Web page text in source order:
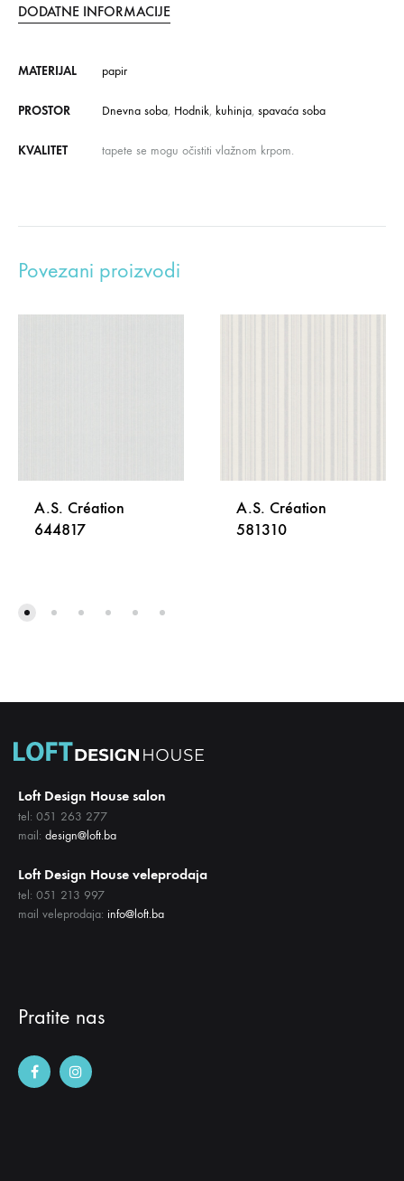
DODATNE INFORMACIJE
MATERIJAL papir
PROSTOR Dnevna soba, Hodnik, kuhinja, spavaća soba
KVALITET tapete se mogu očistiti vlažnom krpom.
Povezani proizvodi
A.S. Création
644817
A.S. Création
581310
Loft Design House salon
tel: 051 263 277
mail: design@loft.ba
Loft Design House veleprodaja
tel: 051 213 997
mail veleprodaja: info@loft.ba
Pratite nas